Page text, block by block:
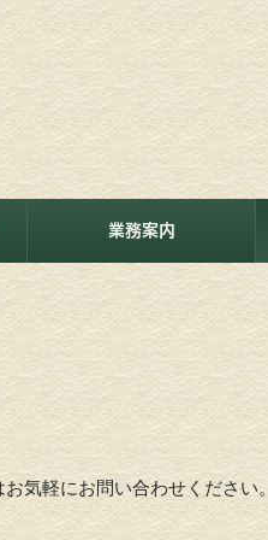
業務案内
気軽にお問い合わせください。